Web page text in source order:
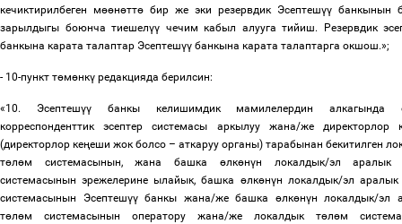
кечиктирилбеген мөөнөттө бир же эки резервдик Эсептешүү банкынын
зарылдыгы боюнча тиешелүү чечим кабыл алууга тийиш. Резервдик
банкына карата талаптар Эсептешүү банкына карата талаптарга окшош.»;
- 10-пункт төмөнкү редакцияда берилсин:
«10. Эсептешүүбанкы келишимдик мамилелердин алкагында
корреспонденттик эсептер системасы аркылуу жана/же директорлор
(директорлор кеңеши жок болсо – аткаруу органы) тарабынан бекитилген
төлөм системасынын, жана башка өлкөнүн локалдык/эл аралык
системасынын эрежелерине ылайык, башка өлкөнүн локалдык/эл аралык
системасынын Эсептешүүбанкы жана/же башка өлкөнүн локалдык/эл
төлөм системасынын оператору жана/же локалдык төлөм